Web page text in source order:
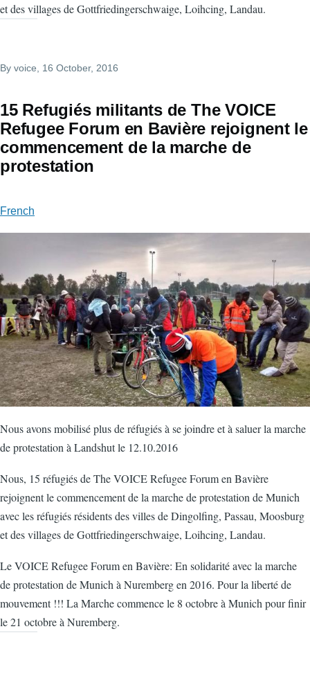
et des villages de Gottfriedingerschwaige, Loihcing, Landau.
By voice , 16 October, 2016
15 Refugiés militants de The VOICE
Refugee Forum en Bavière rejoignent le
commencement de la marche de
protestation
French
Nous avons mobilisé plus de réfugiés à se joindre et à saluer la marche
de protestation à Landshut le 12.10.2016
Nous, 15 réfugiés de The VOICE Refugee Forum en Bavière
rejoignent le commencement de la marche de protestation de Munich
avec les réfugiés résidents des villes de Dingolfing, Passau, Moosburg
et des villages de Gottfriedingerschwaige, Loihcing, Landau.
Le VOICE Refugee Forum en Bavière: En solidarité avec la marche
de protestation de Munich à Nuremberg en 2016. Pour la liberté de
mouvement !!! La Marche commence le 8 octobre à Munich pour finir
le 21 octobre à Nuremberg.